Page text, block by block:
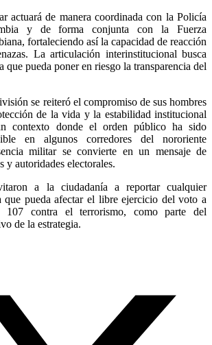
actuará de manera coordinada con la Policía
y de forma conjunta con la Fuerza
fortaleciendo así la capacidad de reacción
La articulación interinstitucional busca
que pueda poner en riesgo la transparencia del
se reiteró el compromiso de sus hombres
de la vida y la estabilidad institucional
contexto donde el orden público ha sido
en algunos corredores del nororiente
militar se convierte en un mensaje de
y autoridades electorales.
a la ciudadanía a reportar cualquier
que pueda afectar el libre ejercicio del voto a
contra el terrorismo, como parte del
de la estrategia.